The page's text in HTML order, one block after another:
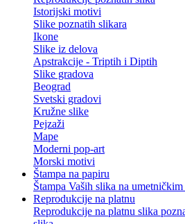
Istorijski motivi
Slike poznatih slikara
Ikone
Slike iz delova
Apstrakcije - Triptih i Diptih
Slike gradova
Beograd
Svetski gradovi
Kružne slike
Pejzaži
Mape
Moderni pop-art
Morski motivi
Štampa na papiru
Štampa Vaših slika na
Reprodukcije na platnu
Reprodukcije na platnu slika